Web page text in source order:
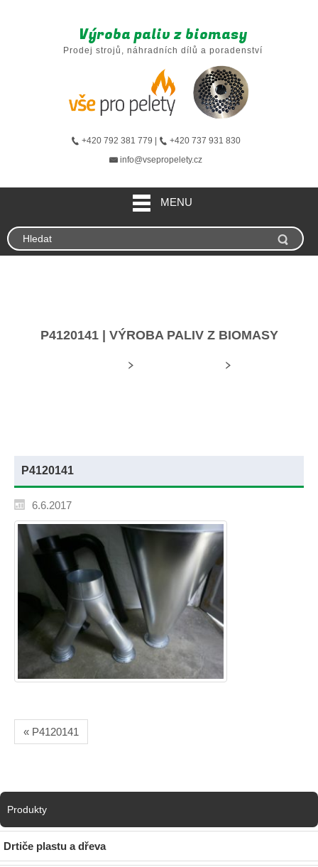
Výroba paliv z biomasy
Prodej strojů, náhradních dílů a poradenství
+420 792 381 779 |
+420 737 931 830
info@vsepropelety.cz
MENU
P4120141 | VÝROBA PALIV Z BIOMASY
P4120141
6.6.2017
« P4120141
Produkty
Drtiče plastu a dřeva